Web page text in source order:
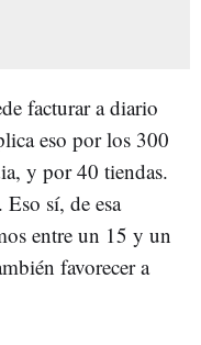
facturar a diario
eso por los 300
y por 40 tiendas.
sí, de esa
entre un 15 y un
favorecer a